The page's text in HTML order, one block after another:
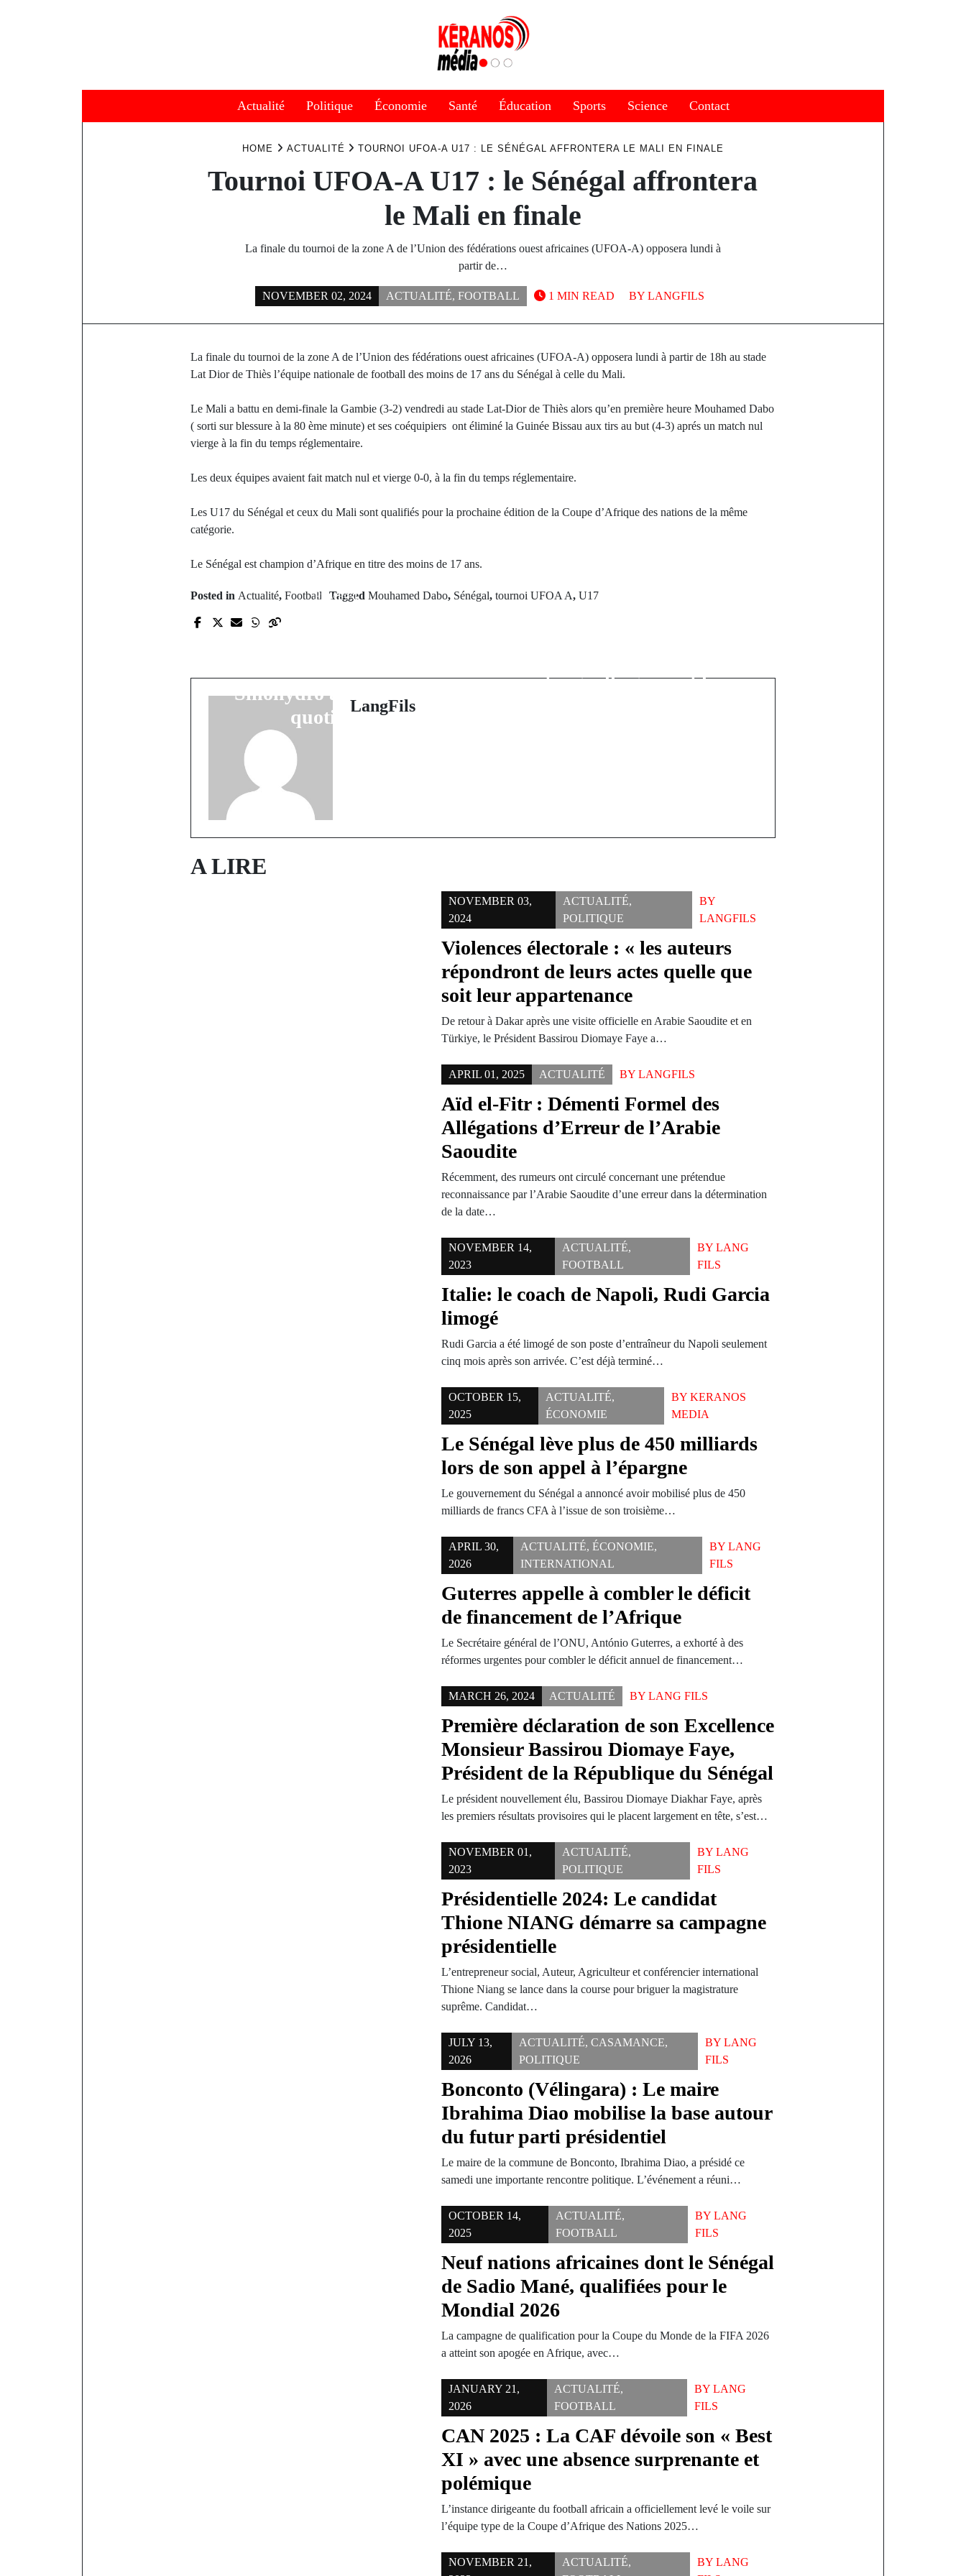
Actualité Politique Économie Santé Éducation Sports Science Contact
HOME ACTUALITÉ TOURNOI UFOA-A U17 : LE SÉNÉGAL AFFRONTERA LE MALI EN FINALE
Tournoi UFOA-A U17 : le Sénégal affrontera
le Mali en finale
La finale du tournoi de la zone A de l’Union des fédérations ouest africaines (UFOA-A) opposera lundi à
partir de…
NOVEMBER 02, 2024 ACTUALITÉ, FOOTBALL BY LANGFILS
1 MIN READ
La finale du tournoi de la zone A de l’Union des fédérations ouest africaines (UFOA-A) opposera lundi à partir de 18h au stade
Lat Dior de Thiès l’équipe nationale de football des moins de 17 ans du Sénégal à celle du Mali.
Le Mali a battu en demi-finale la Gambie (3-2) vendredi au stade Lat-Dior de Thiès alors qu’en première heure Mouhamed Dabo
( sorti sur blessure à la 80 ème minute) et ses coéquipiers ont éliminé la Guinée Bissau aux tirs au but (4-3) aprés un match nul
vierge à la fin du temps réglementaire.
Les deux équipes avaient fait match nul et vierge 0-0, à la fin du temps réglementaire.
Les U17 du Sénégal et ceux du Mali sont qualifiés pour la prochaine édition de la Coupe d’Afrique des nations de la même
catégorie.
Le Sénégal est champion d’Afrique en titre des moins de 17 ans.
Posted in Actualité, Football Tagged Mouhamed Dabo, Sénégal, tournoi UFOA A, U17
Prev Post
La visite de Bassirou
Sinohydro au menu des
quotidiens
actes quelle que soit leur
LangFils
A LIRE
NOVEMBER 03,
2024
ACTUALITÉ,
POLITIQUE
BY
LANGFILS
Violences électorale : « les auteurs
répondront de leurs actes quelle que
soit leur appartenance
De retour à Dakar après une visite officielle en Arabie Saoudite et en
Türkiye, le Président Bassirou Diomaye Faye a…
APRIL 01, 2025 ACTUALITÉ BYLANGFILS
Aïd el-Fitr : Démenti Formel des
Allégations d’Erreur de l’Arabie
Saoudite
Récemment, des rumeurs ont circulé concernant une prétendue
reconnaissance par l’Arabie Saoudite d’une erreur dans la détermination
de la date…
NOVEMBER 14,
2023
ACTUALITÉ,
FOOTBALL
BYLANG
FILS
Italie: le coach de Napoli, Rudi Garcia
limogé
Rudi Garcia a été limogé de son poste d’entraîneur du Napoli seulement
cinq mois après son arrivée. C’est déjà terminé…
OCTOBER 15,
2025
ACTUALITÉ,
ÉCONOMIE
BYKERANOS
MEDIA
Le Sénégal lève plus de 450 milliards
lors de son appel à l’épargne
Le gouvernement du Sénégal a annoncé avoir mobilisé plus de 450
milliards de francs CFA à l’issue de son troisième…
APRIL 30,
2026
ACTUALITÉ, ÉCONOMIE,
INTERNATIONAL
BYLANG
FILS
Guterres appelle à combler le déficit
de financement de l’Afrique
Le Secrétaire général de l’ONU, António Guterres, a exhorté à des
réformes urgentes pour combler le déficit annuel de financement…
MARCH 26, 2024 ACTUALITÉ BYLANG FILS
Première déclaration de son Excellence
Monsieur Bassirou Diomaye Faye,
Président de la République du Sénégal
Le président nouvellement élu, Bassirou Diomaye Diakhar Faye, après
les premiers résultats provisoires qui le placent largement en tête, s’est…
NOVEMBER 01,
2023
ACTUALITÉ,
POLITIQUE
BYLANG
FILS
Présidentielle 2024: Le candidat
Thione NIANG démarre sa campagne
présidentielle
L’entrepreneur social, Auteur, Agriculteur et conférencier international
Thione Niang se lance dans la course pour briguer la magistrature
suprême. Candidat…
JULY 13,
2026
ACTUALITÉ,CASAMANCE,
POLITIQUE
BYLANG
FILS
Bonconto (Vélingara) : Le maire
Ibrahima Diao mobilise la base autour
du futur parti présidentiel
Le maire de la commune de Bonconto, Ibrahima Diao, a présidé ce
samedi une importante rencontre politique. L’événement a réuni…
OCTOBER 14,
2025
ACTUALITÉ,
FOOTBALL
BY LANG
FILS
Neuf nations africaines dont le Sénégal
de Sadio Mané, qualifiées pour le
Mondial 2026
La campagne de qualification pour la Coupe du Monde de la FIFA 2026
a atteint son apogée en Afrique, avec…
JANUARY 21,
2026
ACTUALITÉ,
FOOTBALL
BYLANG
FILS
CAN 2025 : La CAF dévoile son « Best
XI » avec une absence surprenante et
polémique
L’instance dirigeante du football africain a officiellement levé le voile sur
l’équipe type de la Coupe d’Afrique des Nations 2025…
NOVEMBER 21,
ACTUALITÉ,
BYLANG